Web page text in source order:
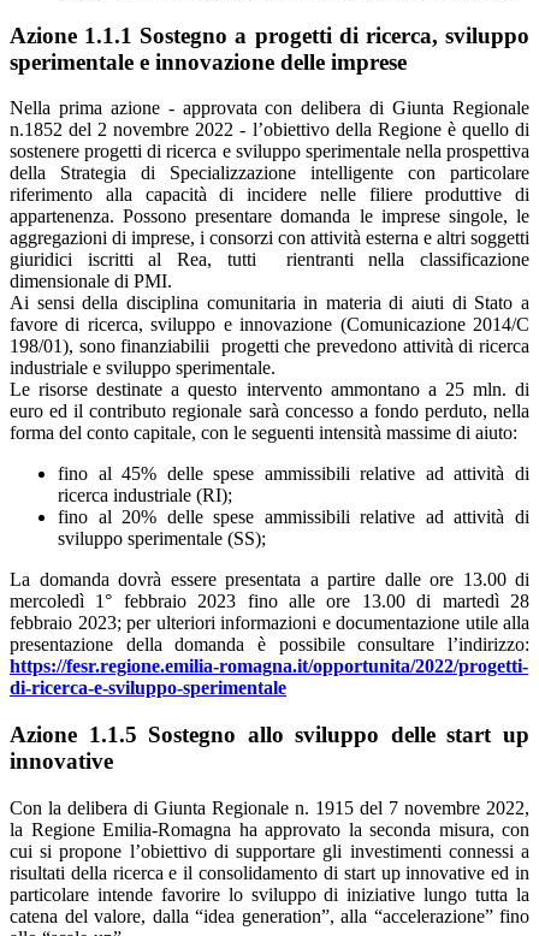
Azione 1.1.1 Sostegno a progetti di ricerca, sviluppo
sperimentale e innovazione delle imprese
Nella prima azione - approvata con delibera di Giunta Regionale
n.1852 del 2 novembre 2022 - l’obiettivo della Regione è quello di
sostenere progetti di ricerca e sviluppo sperimentale nella prospettiva
della Strategia di Specializzazione intelligente con particolare
riferimento alla capacità di incidere nelle filiere produttive di
appartenenza. Possono presentare domanda le imprese singole, le
aggregazioni di imprese, i consorzi con attività esterna e altri soggetti
giuridici iscritti al Rea, tutti rientranti nella classificazione
dimensionale di PMI.
Ai sensi della disciplina comunitaria in materia di aiuti di Stato a
favore di ricerca, sviluppo e innovazione (Comunicazione 2014/C
198/01), sono finanziabilii progetti che prevedono attività di ricerca
industriale e sviluppo sperimentale.
Le risorse destinate a questo intervento ammontano a 25 mln. di
euro ed il contributo regionale sarà concesso a fondo perduto, nella
forma del conto capitale, con le seguenti intensità massime di aiuto:
fino al 45% delle spese ammissibili relative ad attività di
ricerca industriale (RI);
fino al 20% delle spese ammissibili relative ad attività di
sviluppo sperimentale (SS);
La domanda dovrà essere presentata a partire dalle ore 13.00 di
mercoledì 1° febbraio 2023 fino alle ore 13.00 di martedì 28
febbraio 2023; per ulteriori informazioni e documentazione utile alla
presentazione della domanda è possibile consultare l’indirizzo:
https://fesr.regione.emilia-romagna.it/opportunita/2022/progetti-
di-ricerca-e-sviluppo-sperimentale
Azione 1.1.5 Sostegno allo sviluppo delle start up
innovative
Con la delibera di Giunta Regionale n. 1915 del 7 novembre 2022,
la Regione Emilia-Romagna ha approvato la seconda misura, con
cui si propone l’obiettivo di supportare gli investimenti connessi a
risultati della ricerca e il consolidamento di start up innovative ed in
particolare intende favorire lo sviluppo di iniziative lungo tutta la
catena del valore, dalla “idea generation”, alla “accelerazione” fino